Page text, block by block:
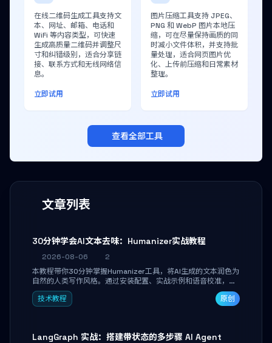
文章列表
30分钟学会AI文本去味：Humanizer实战教程
2026-08-06
2
本教程带你30分钟掌握Humanizer工具，将AI生成的文本润色为
自然的人类写作风格。通过安装配置、实战示例和语音校准，让
你的内容告别AI痕迹，匹配个人写作习惯，适合内容创作者和技
术博主。
技术教程 原创
LangGraph 实战：搭建带状态的多步骤 AI Agent
在线二维码生成工具支持文
本、网址、邮箱、电话和
WiFi 等内容类型，可快速
生成高质量二维码并调整尺
寸和纠错级别，适合分享链
接、联系方式和无线网络信
息。
立即试用
图片压缩工具支持 JPEG、
PNG 和 WebP 图片本地压
缩，可在尽量保持画质的同
时减小文件体积，并支持批
量处理，适合网页图片优
化、上传前压缩和日常素材
整理。
立即试用
查看全部工具